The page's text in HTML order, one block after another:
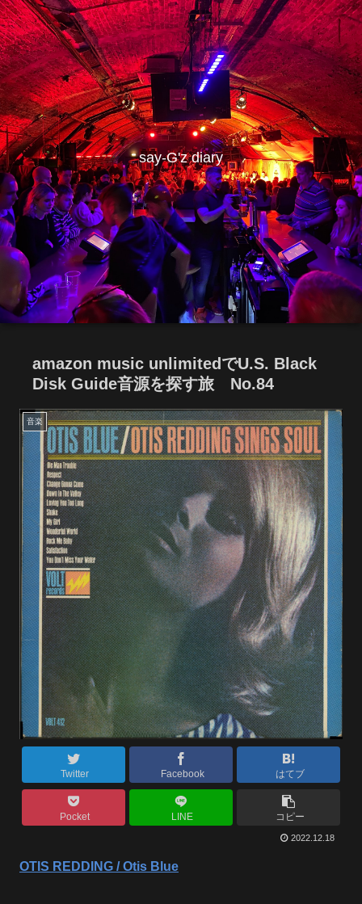
say-G'z diary
amazon music unlimitedでU.S. Black
Disk Guide音源を探す旅 No.84
音楽
Twitter Facebook はてブ
Pocket LINE コピー
2022.12.18
OTIS REDDING / Otis Blue